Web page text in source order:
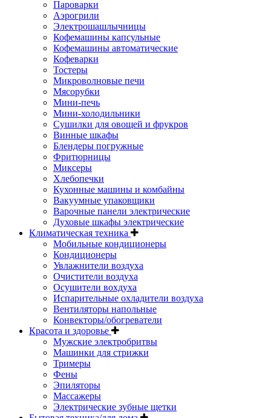
Пароварки
Аэрогрили
Электрошашлычницы
Кофемашины капсульные
Кофемашины автоматические
Кофеварки
Тостеры
Микроволновые печи
Мясорубки
Мини-печь
Мини-холодильники
Сушилки для овощей и фрукров
Винные шкафы
Блендеры погружные
Фритюрницы
Миксеры
Хлебопечки
Кухонные машины и комбайны
Вакуумные упаковщики
Варочные панели электрические
Духовые шкафы электрические
Климатическая техника
Мобильные кондиционеры
Кондиционеры
Увлажнители воздуха
Очистители воздуха
Осушители вохдуха
Испарительные охладители воздуха
Вентиляторы напольные
Конвекторы/обогреватели
Красота и здоровье
Мужские электробритвы
Машинки для стрижки
Тримеры
Фены
Эпиляторы
Массажеры
Электрические зубные щетки